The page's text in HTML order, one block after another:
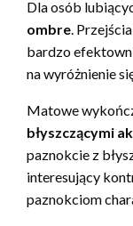
Dla osób
ombre.
bardzo
na wyróżnienie
Matowe
błyszczącymi
paznokcie z
interesujący
paznokciom